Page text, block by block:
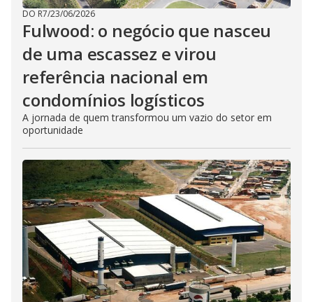
DO R7/23/06/2026
Fulwood: o negócio que nasceu
de uma escassez e virou
referência nacional em
condomínios logísticos
A jornada de quem transformou um vazio do setor em
oportunidade